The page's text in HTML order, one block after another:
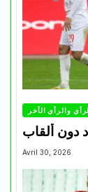
والرأي الأخر
دون ألقاب
Avril 30, 2026